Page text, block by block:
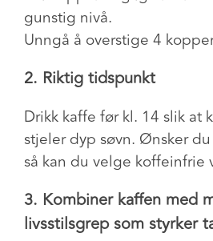
gunstig nivå.
Unngå å overstige 4
2. Riktig tidspunkt
Drikk kaffe før kl. 14 slik at
stjeler dyp søvn. Ønsker
så kan du velge koffeinfrie
3. Kombiner kaffen med
livsstilsgrep som styrker